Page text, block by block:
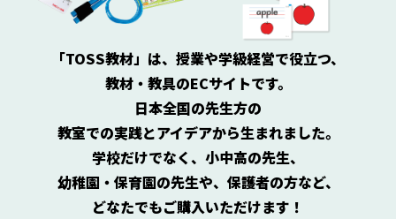
「TOSS教材」は、授業や学級経営で役立つ、
教材・教具のECサイトです。
日本全国の先生方の
教室での実践とアイデアから生まれました。
学校だけでなく、小中高の先生、
幼稚園・保育園の先生や、保護者の方など、
どなたでもご購入いただけます！